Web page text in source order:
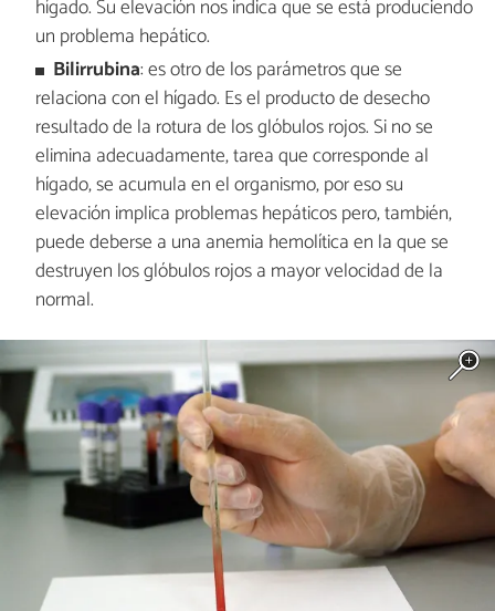
hígado. Su elevación nos indica que se está produciendo
un problema hepático.
Bilirrubina: es otro de los parámetros que se
relaciona con el hígado. Es el producto de desecho
resultado de la rotura de los glóbulos rojos. Si no se
elimina adecuadamente, tarea que corresponde al
hígado, se acumula en el organismo, por eso su
elevación implica problemas hepáticos pero, también,
puede deberse a una anemia hemolítica en la que se
destruyen los glóbulos rojos a mayor velocidad de la
normal.